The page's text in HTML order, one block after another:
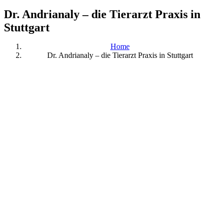
Dr. Andrianaly – die Tierarzt Praxis in
Stuttgart
Home
Dr. Andrianaly – die Tierarzt Praxis in Stuttgart